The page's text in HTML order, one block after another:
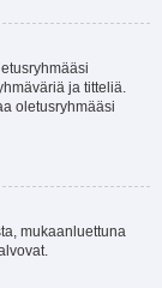
ja titteliä.
oletusryhmääsi
mukaanluettuna